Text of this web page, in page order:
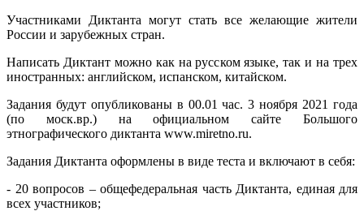
Участниками Диктанта могут стать все желающие жители
России и зарубежных стран.
Написать Диктант можно как на русском языке, так и на трех
иностранных: английском, испанском, китайском.
Задания будут опубликованы в 00.01 час. 3 ноября 2021 года
(по моск.вр.) на официальном сайте Большого
этнографического диктанта www.miretno.ru.
Задания Диктанта оформлены в виде теста и включают в себя:
- 20 вопросов – общефедеральная часть Диктанта, единая для
всех участников;